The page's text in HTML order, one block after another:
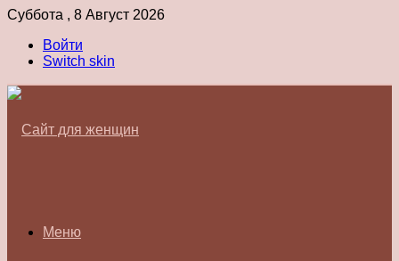
Суббота , 8 Август 2026
Войти
Switch skin
Меню